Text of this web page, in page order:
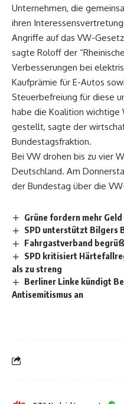
Unternehmen, die
ihren
Angriffe auf das VW-
sagte Roloff der
Verbesserungen bei
Kaufprämie für E-Autos
Steuerbefreiung für diese
habe die Koalition wichtige
gestellt, sagte der
Bundestagsfraktion.
Bei VW drohen bis zu vier
Deutschland. Am
der Bundestag über die
Grüne fordern mehr
SPD unterstützt Bilgers
Fahrgastverband
SPD kritisiert
als zu streng
Berliner Linke kündigt
Antisemitismus an